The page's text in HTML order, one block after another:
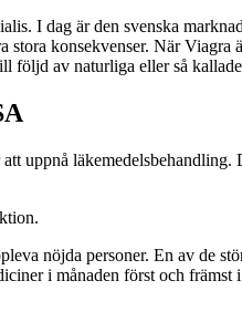
I dag är den svenska
konsekvenser. När
av naturliga eller så
uppnå
nöjda personer. En av de
i månaden först och